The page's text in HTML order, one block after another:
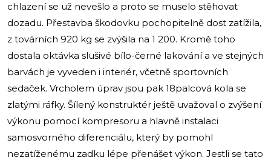
chlazení se už nevešlo a proto se muselo stěhovat
dozadu. Přestavba škodovku pochopitelně dost zatížila,
z továrních 920 kg se zvýšila na 1 200. Kromě toho
dostala oktávka slušivé bílo-černé lakování a ve stejných
barvách je vyveden i interiér, včetně sportovních
sedaček. Vrcholem úprav jsou pak 18palcová kola se
zlatými ráfky. Šílený konstruktér ještě uvažoval o zvýšení
výkonu pomocí kompresoru a hlavně instalaci
samosvorného diferenciálu, který by pomohl
nezatíženému zadku lépe přenášet výkon. Jestli se tato